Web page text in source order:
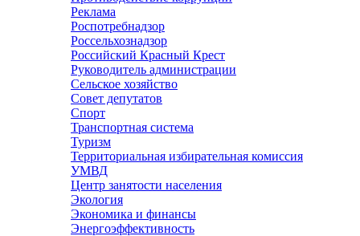
Реклама
Роспотребнадзор
Россельхознадзор
Российский Красный Крест
Руководитель администрации
Сельское хозяйство
Совет депутатов
Спорт
Транспортная система
Туризм
Территориальная избирательная комиссия
УМВД
Центр занятости населения
Экология
Экономика и финансы
Энергоэффективность